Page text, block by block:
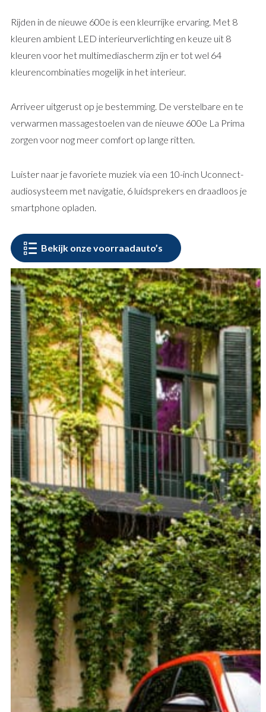
Rijden in de nieuwe 600e is een kleurrijke ervaring. Met 8
kleuren ambient LED interieurverlichting en keuze uit 8
kleuren voor het multimediascherm zijn er tot wel 64
kleurencombinaties mogelijk in het interieur.
Arriveer uitgerust op je bestemming. De verstelbare en te
verwarmen massagestoelen van de nieuwe 600e La Prima
zorgen voor nog meer comfort op lange ritten.
Luister naar je favoriete muziek via een 10-inch Uconnect-
audiosysteem met navigatie, 6 luidsprekers en draadloos je
smartphone opladen.
Bekijk onze voorraadauto’s